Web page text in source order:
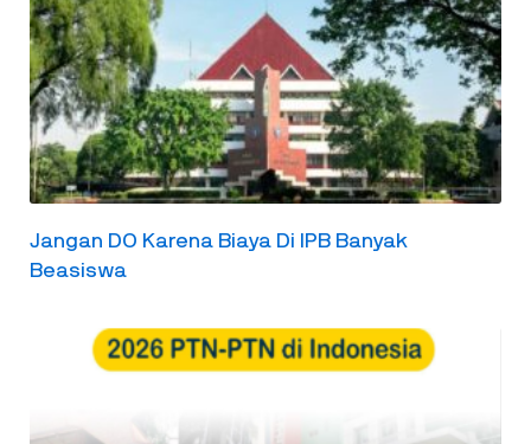
Jangan DO Karena Biaya Di IPB Banyak
Beasiswa